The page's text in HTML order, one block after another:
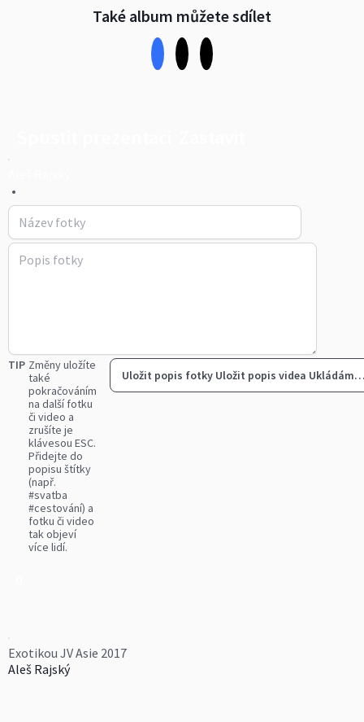
Také album můžete sdílet
•
TIP Změny uložíte
také
pokračováním
na další fotku
či video a
zrušíte je
klávesou ESC.
Přidejte do
popisu štítky
(např.
#svatba
#cestování) a
fotku či video
tak objeví
více lidí.
Uložit popis fotky Uložit popis videa
Exotikou JV Asie 2017
Aleš Rajský